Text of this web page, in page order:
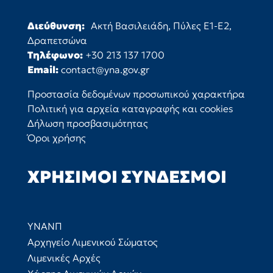
Διεύθυνση: Ακτή Βασιλειάδη, Πύλες Ε1-Ε2,
Δραπετσώνα
Τηλέφωνο: +30 213 137 1700
Email: contact@yna.gov.gr
Προστασία δεδομένων προσωπικού χαρακτήρα
Πολιτική για αρχεία καταγραφής και cookies
Δήλωση προσβασιμότητας
Όροι χρήσης
ΧΡΉΣΙΜΟΙ ΣΎΝΔΕΣΜΟΙ
ΥΝΑΝΠ
Αρχηγείο Λιμενικού Σώματος
Λιμενικές Αρχές